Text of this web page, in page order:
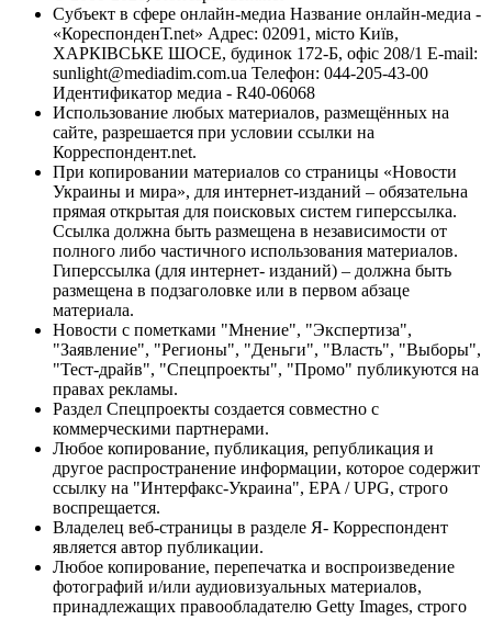
Субъект в сфере онлайн-медиа Название онлайн-медиа -
«КореспонденТ.net» Адрес: 02091, місто Київ,
ХАРКІВСЬКЕ ШОСЕ, будинок 172-Б, офіс 208/1 E-mail:
sunlight@mediadim.com.ua Телефон: 044-205-43-00
Идентификатор медиа - R40-06068
Использование любых материалов, размещённых на
сайте, разрешается при условии ссылки на
Корреспондент.net.
При копировании материалов со страницы «Новости
Украины и мира», для интернет-изданий – обязательна
прямая открытая для поисковых систем гиперссылка.
Ссылка должна быть размещена в независимости от
полного либо частичного использования материалов.
Гиперссылка (для интернет- изданий) – должна быть
размещена в подзаголовке или в первом абзаце
материала.
Новости с пометками "Мнение", "Экспертиза",
"Заявление", "Регионы", "Деньги", "Власть", "Выборы",
"Тест-драйв", "Спецпроекты", "Промо" публикуются на
правах рекламы.
Раздел Спецпроекты создается совместно с
коммерческими партнерами.
Любое копирование, публикация, републикация и
другое распространение информации, которое содержит
ссылку на "Интерфакс-Украина", EPA / UPG, строго
воспрещается.
Владелец веб-страницы в разделе Я- Корреспондент
является автор публикации.
Любое копирование, перепечатка и воспроизведение
фотографий и/или аудиовизуальных материалов,
принадлежащих правообладателю Getty Images, строго